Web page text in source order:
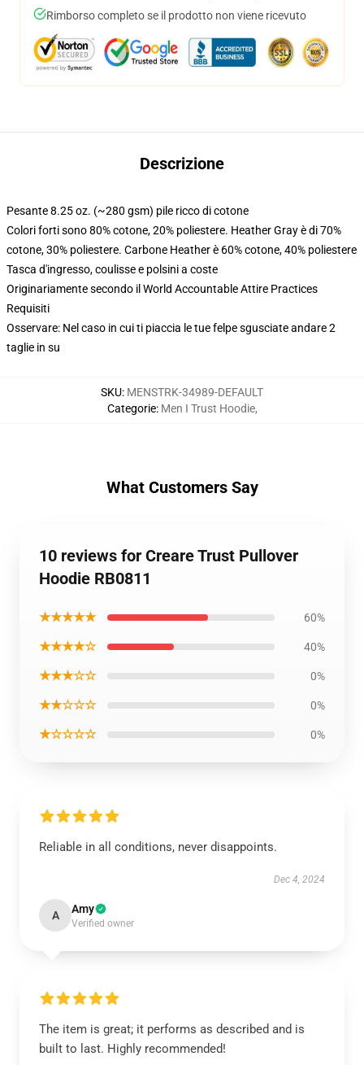
Rimborso completo se il prodotto non viene ricevuto
Descrizione
Pesante 8.25 oz. (~280 gsm) pile ricco di cotone
Colori forti sono 80% cotone, 20% poliestere. Heather Gray è di 70%
cotone, 30% poliestere. Carbone Heather è 60% cotone, 40% poliestere
Tasca d'ingresso, coulisse e polsini a coste
Originariamente secondo il World Accountable Attire Practices
Requisiti
Osservare: Nel caso in cui ti piaccia le tue felpe sgusciate andare 2
taglie in su
SKU: MENSTRK-34989-DEFAULT
Categorie: Men I Trust Hoodie,
What Customers Say
10 reviews for Creare Trust Pullover
Hoodie RB0811
★★★★★ 60%
★★★★☆ 40%
★★★☆☆ 0%
★★☆☆☆ 0%
★☆☆☆☆ 0%
Reliable in all conditions, never disappoints.
Dec 4, 2024
A Amy
Verified owner
The item is great; it performs as described and is
built to last. Highly recommended!